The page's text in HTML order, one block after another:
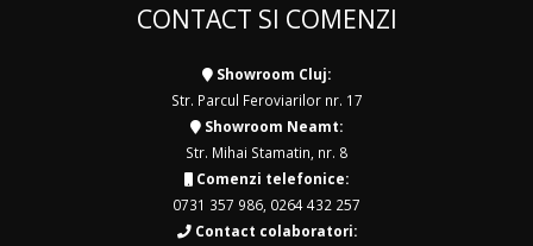
CONTACT SI COMENZI
Showroom Cluj:
Str. Parcul Feroviarilor nr. 17
Showroom Neamt:
Str. Mihai Stamatin, nr. 8
Comenzi telefonice:
0731 357 986 0264 432 257
Contact colaboratori: